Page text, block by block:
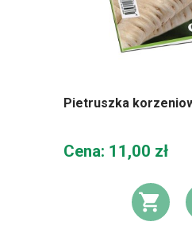
Pietruszka
Cena
Cena: 11,00 zł